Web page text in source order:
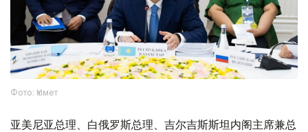
Фото: Үкімет
亚美尼亚总理、白俄罗斯总理、吉尔吉斯斯坦内阁主席兼总